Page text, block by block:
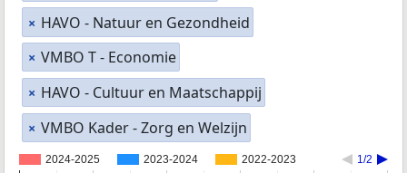
× HAVO - Natuur en Gezondheid
× VMBO T - Economie
× HAVO - Cultuur en Maatschappij
× VMBO Kader - Zorg en Welzijn
2024-2025 2023-2024 2022-2023 1/2